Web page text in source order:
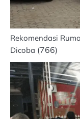
Rekomendasi
Dicoba (766)